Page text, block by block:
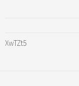
XwTZt5